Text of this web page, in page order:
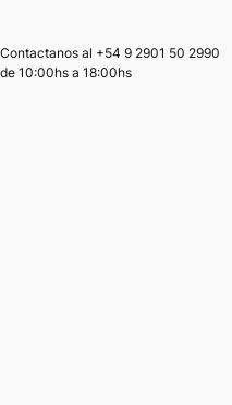
Contactanos al +54 9 2901 50 2990
de 10:00hs a 18:00hs